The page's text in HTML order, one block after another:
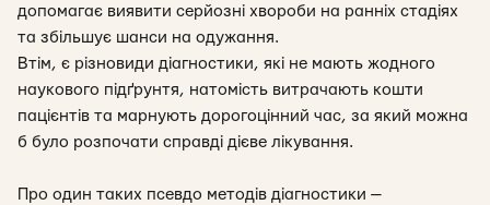
допомагає виявити серйозні хвороби на ранніх стадіях
та збільшує шанси на одужання.
Втім, є різновиди діагностики, які не мають жодного
наукового підґрунтя, натомість витрачають кошти
пацієнтів та марнують дорогоцінний час, за який можна
б було розпочати справді дієве лікування.
Про один таких псевдо методів діагностики —